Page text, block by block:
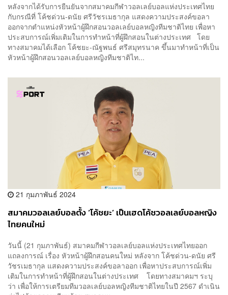
หลังจากได้รับการยืนยันจากสมาคมกีฬาวอลเลย์บอลแห่งประเทศไทย
กับกรณีที่ โค้ชด่วน-ดนัย ศรีวัชรเมธากุล แสดงความประสงค์ขอลา
ออกจากตำแหน่งหัวหน้าผู้ฝึกสอนวอลเลย์บอลหญิงทีมชาติไทย เพื่อหา
ประสบการณ์เพิ่มเติมในการทำหน้าที่ผู้ฝึกสอนในต่างประเทศ โดย
ทางสมาคมได้เลือก โค้ชยะ-ณัฐพนธ์ ศรีสมุทรนาค ขึ้นมาทำหน้าที่เป็น
หัวหน้าผู้ฝึกสอนวอลเลย์บอลหญิงทีมชาติไท...
21 กุมภาพันธ์ 2024
สมาคมวอลเลย์บอลตั้ง ‘โค้ชยะ’ เป็นเฮดโค้ชวอลเลย์บอลหญิง
ไทยคนใหม่
วันนี้ (21 กุมภาพันธ์) สมาคมกีฬาวอลเลย์บอลแห่งประเทศไทยออก
แถลงการณ์ เรื่อง หัวหน้าผู้ฝึกสอนคนใหม่ หลังจาก โค้ชด่วน-ดนัย ศรี
วัชรเมธากุล แสดงความประสงค์ขอลาออก เพื่อหาประสบการณ์เพิ่ม
เติมในการทำหน้าที่ผู้ฝึกสอนในต่างประเทศ โดยทางสมาคมฯ ระบุ
ว่า เพื่อให้การเตรียมทีมวอลเลย์บอลหญิงทีมชาติไทยในปี 2567 ดำเนิน